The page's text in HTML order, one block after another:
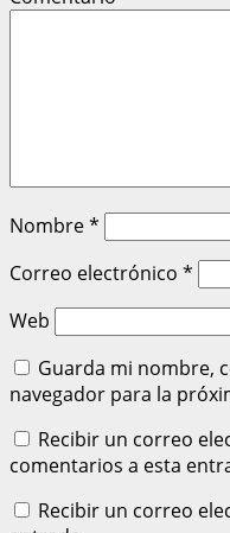
Nombre*
Correo electrónico *
Web
Guarda mi nombre,
navegador para la
Recibir un correo
comentarios a esta
Recibir un correo